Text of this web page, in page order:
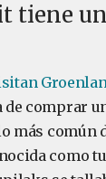
tiene
de comprar
más común
como